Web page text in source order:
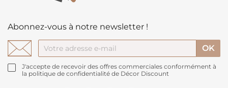
Abonnez-vous à notre newsletter !
J'accepte de recevoir des offres commerciales conformément à
la politique de confidentialité de Décor Discount